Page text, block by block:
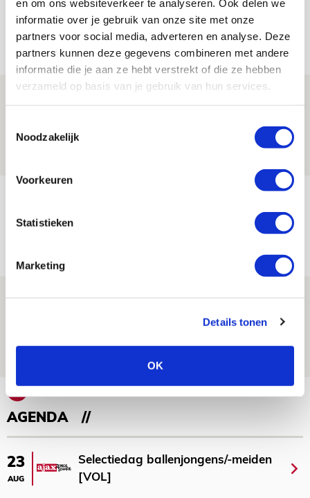
en om ons websiteverkeer te analyseren. Ook delen we
informatie over je gebruik van onze site met onze
partners voor social media, adverteren en analyse. Deze
partners kunnen deze gegevens combineren met andere
informatie die je aan ze hebt verstrekt of die ze hebben
verzameld op basis van je gebruik van hun services.
Noodzakelijk
Voorkeuren
Statistieken
Marketing
Details tonen
OK
Net binnen //
Míchel niet blij met resultaat en spel
07 AUGUSTUS 2026 - 08:30
de Johan Cruijff Arena?
Trotse Klaassen: ‘Vierhonderd duels
voor mijn club is heel speciaal’
AGENDA
23
AUG
Selectiedag ballenjongens/-meiden
[VOL]